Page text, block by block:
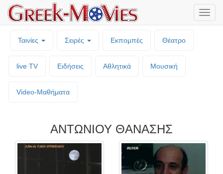
Ταινίες Σειρές Εκπομπές Θέατρο
live TV Ειδήσεις Αθλητικά Μουσική
Video-Mαθήματα
ΑΝΤΩΝΙΟΥ ΘΑΝΑΣΗΣ